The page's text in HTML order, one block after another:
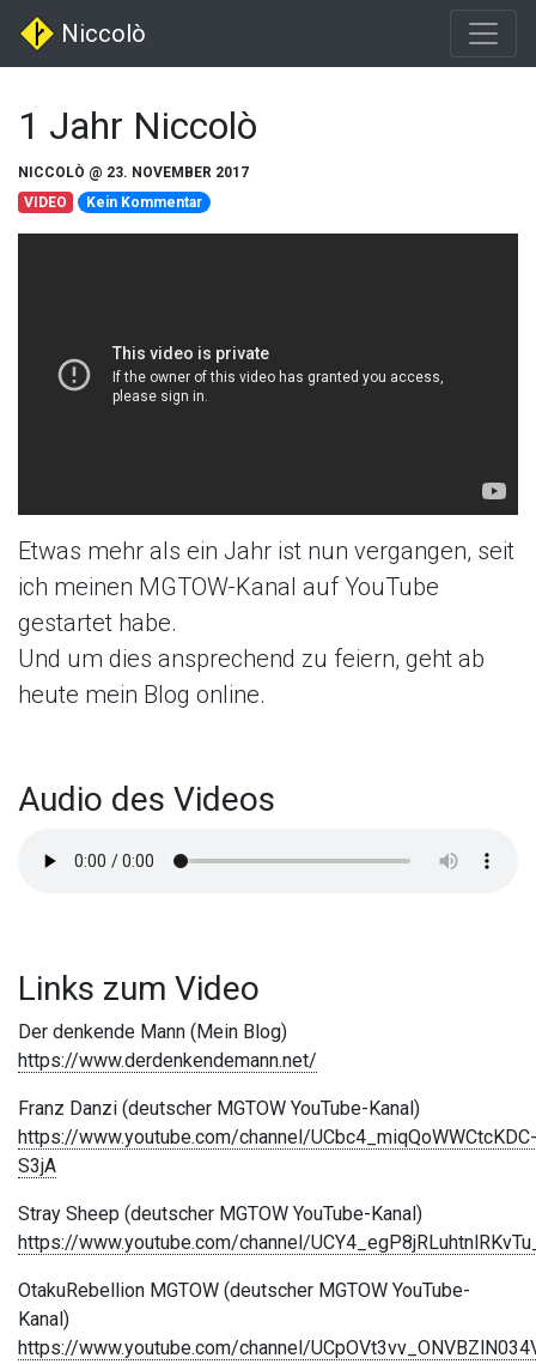
Niccolò
1 Jahr Niccolò
NICCOLÒ @ 23. NOVEMBER 2017
VIDEO
Kein Kommentar
Etwas mehr als ein Jahr ist nun vergangen, seit
ich meinen MGTOW-Kanal auf YouTube
gestartet habe.
Und um dies ansprechend zu feiern, geht ab
heute mein Blog online.
Audio des Videos
Links zum Video
Der denkende Mann (Mein Blog)
https://www.derdenkendemann.net/
Franz Danzi (deutscher MGTOW YouTube-Kanal)
https://www.youtube.com/channel/UCbc4_miqQoWWCtcKDC-
S3jA
Stray Sheep (deutscher MGTOW YouTube-Kanal)
https://www.youtube.com/channel/
OtakuRebellion MGTOW (deutscher MGTOW YouTube-
Kanal)
https://www.youtube.com/channel/